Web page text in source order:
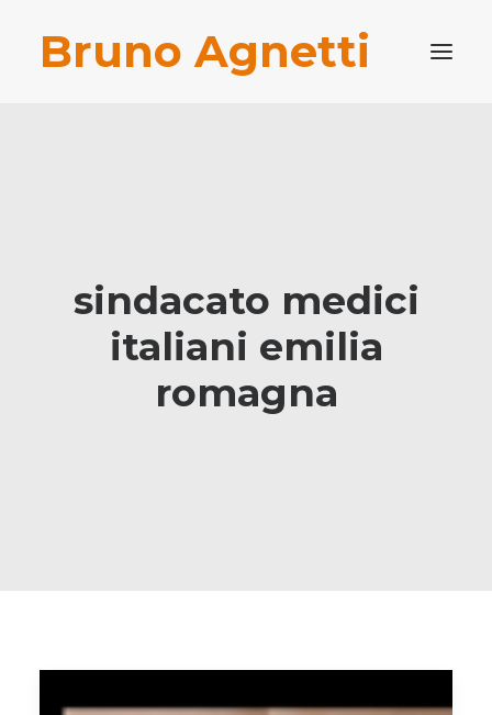
Bruno Agnetti
RICERCA
sindacato medici
italiani emilia
romagna